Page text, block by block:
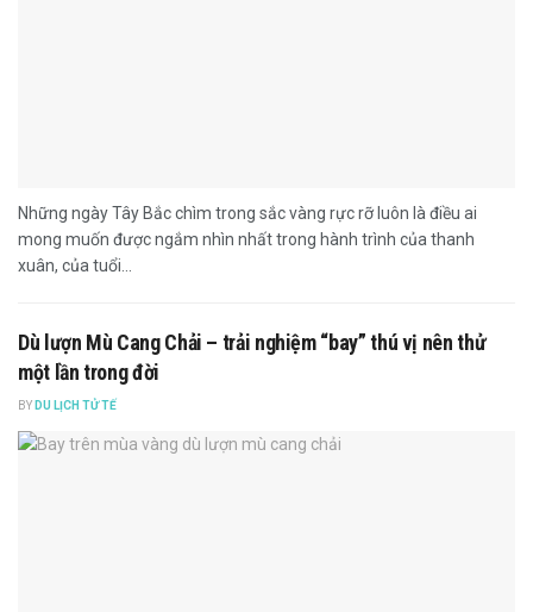
Những ngày Tây Bắc chìm trong sắc vàng rực rỡ luôn là điều ai
mong muốn được ngắm nhìn nhất trong hành trình của thanh
xuân, của tuổi...
Dù lượn Mù Cang Chải – trải nghiệm “bay” thú vị nên thử
một lần trong đời
BY DU LỊCH TỬ TẾ